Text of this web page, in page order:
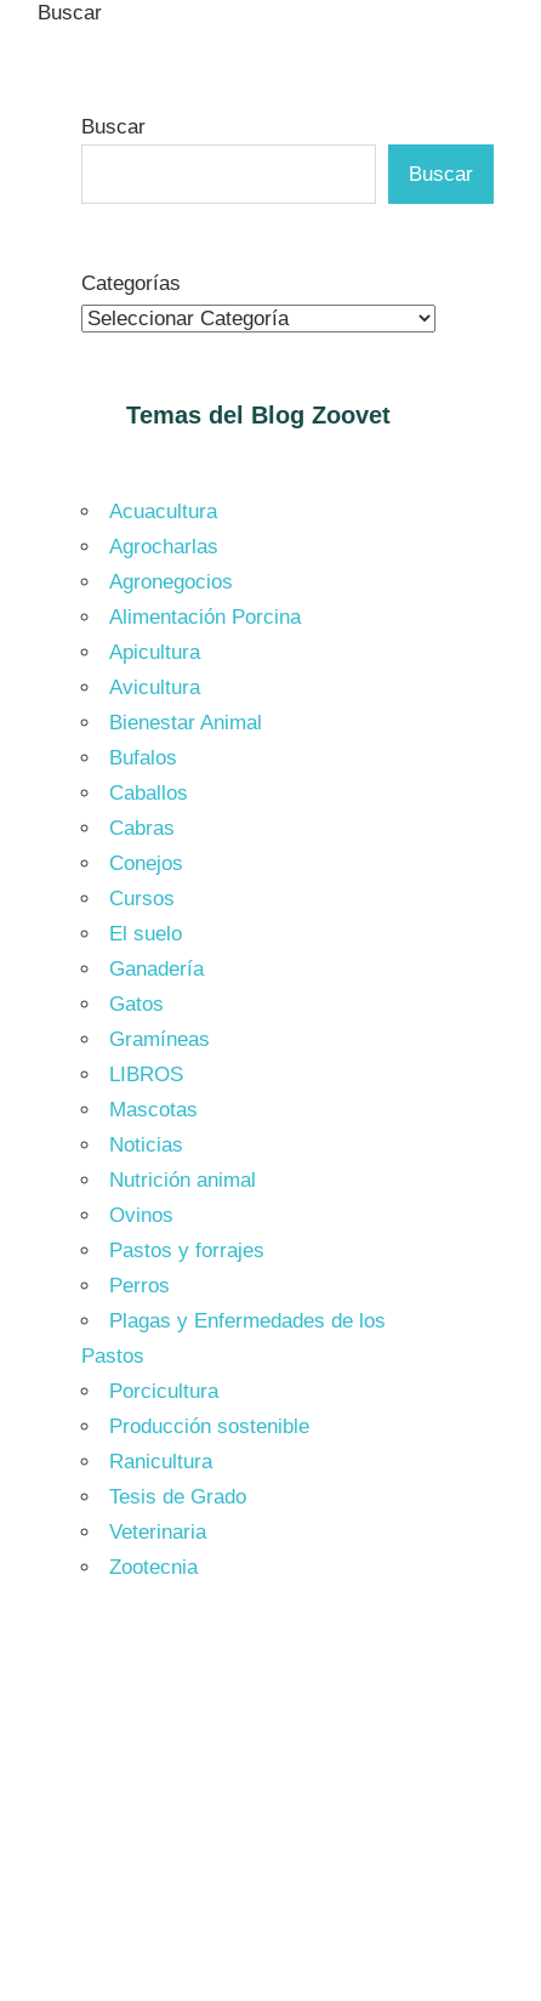
Buscar
Buscar
Buscar
Categorías
Temas del Blog Zoovet
Acuacultura
Agrocharlas
Agronegocios
Alimentación Porcina
Apicultura
Avicultura
Bienestar Animal
Bufalos
Caballos
Cabras
Conejos
Cursos
El suelo
Ganadería
Gatos
Gramíneas
LIBROS
Mascotas
Noticias
Nutrición animal
Ovinos
Pastos y forrajes
Perros
Plagas y Enfermedades de los
Pastos
Porcicultura
Producción sostenible
Ranicultura
Tesis de Grado
Veterinaria
Zootecnia